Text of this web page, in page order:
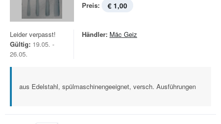
Preis: € 1,00
Leider verpasst!
Gültig: 19.05. -
26.05.
Händler: Mäc Geiz
aus Edelstahl, spülmaschinengeeignet, versch. Ausführungen